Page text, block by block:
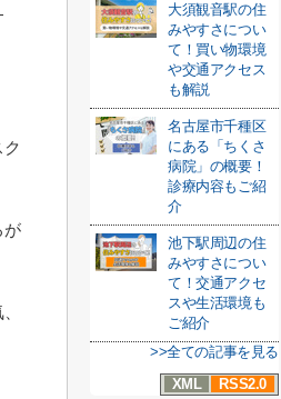
が
大須観音駅の住
みやすさについ
て！買い物環境
や交通アクセス
も解説
名古屋市千種区
にある「ちくさ
病院」の概要！
診療内容もご紹
介
池下駅周辺の住
みやすさについ
て！交通アクセ
スや生活環境も
ご紹介
>>全ての記事を見る
XML
RSS2.0